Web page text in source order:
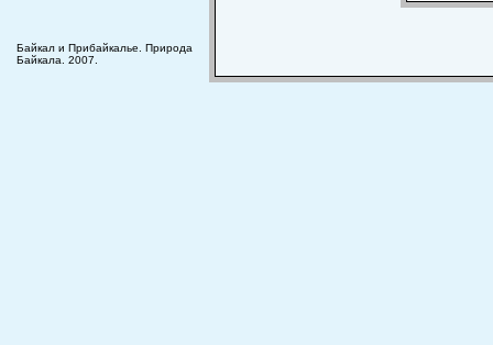
Байкал и Прибайкалье. Природа
Байкала. 2007.